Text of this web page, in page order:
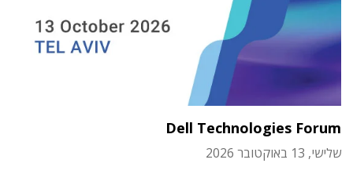
Dell Technologies Forum
שלישי, 13 באוקטובר 2026